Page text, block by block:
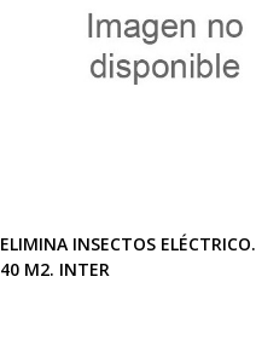
ELIMINA INSECTOS ELÉCTRICO.
40 M2. INTER